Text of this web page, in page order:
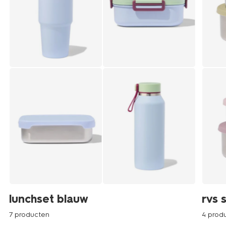
lunchset blauw
7 producten
rvs
4